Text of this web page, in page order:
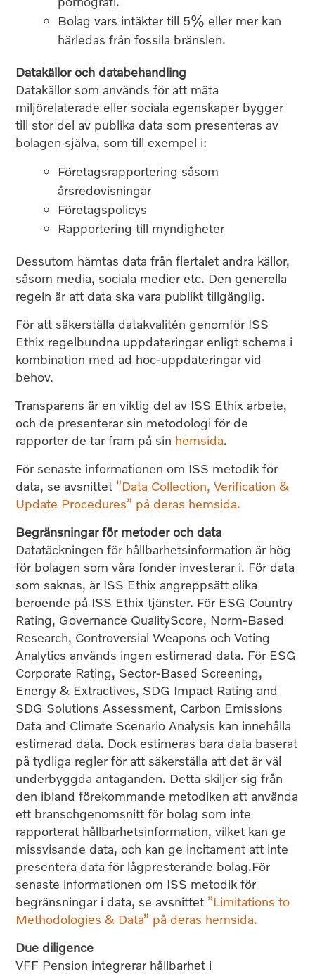
Bolag vars intäkter till 5% eller mer kan
härledas från fossila bränslen.
Datakällor och databehandling
Datakällor som används för att mäta
miljörelaterade eller sociala egenskaper bygger
till stor del av publika data som presenteras av
bolagen själva, som till exempel i:
Företagsrapportering såsom
årsredovisningar
Företagspolicys
Rapportering till myndigheter
Dessutom hämtas data från flertalet andra källor,
såsom media, sociala medier etc. Den generella
regeln är att data ska vara publikt tillgänglig.
För att säkerställa datakvalitén genomför ISS
Ethix regelbundna uppdateringar enligt schema i
kombination med ad hoc-uppdateringar vid
behov.
Transparens är en viktig del av ISS Ethix arbete,
och de presenterar sin metodologi för de
rapporter de tar fram på sin hemsida.
För senaste informationen om ISS metodik för
data, se avsnittet ”Data Collection, Verification &
Update Procedures” på deras hemsida.
Begränsningar för metoder och data
Datatäckningen för hållbarhetsinformation är hög
för bolagen som våra fonder investerar i. För data
som saknas, är ISS Ethix angreppsätt olika
beroende på ISS Ethix tjänster. För ESG Country
Rating, Governance QualityScore, Norm-Based
Research, Controversial Weapons och Voting
Analytics används ingen estimerad data. För ESG
Corporate Rating, Sector-Based Screening,
Energy & Extractives, SDG Impact Rating and
SDG Solutions Assessment, Carbon Emissions
Data and Climate Scenario Analysis kan innehålla
estimerad data. Dock estimeras bara data baserat
på tydliga regler för att säkerställa att det är väl
underbyggda antaganden. Detta skiljer sig från
den ibland förekommande metodiken att använda
ett branschgenomsnitt för bolag som inte
rapporterat hållbarhetsinformation, vilket kan ge
missvisande data, och kan ge incitament att inte
presentera data för lågpresterande bolag.För
senaste informationen om ISS metodik för
begränsningar i data, se avsnittet ”Limitations to
Methodologies & Data” på deras hemsida.
Due diligence
VFF Pension integrerar hållbarhet i